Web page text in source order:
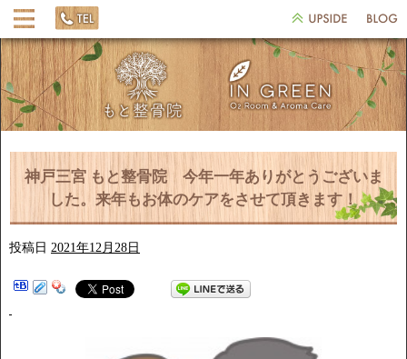
神戸三宮 もと整骨院 今年一年ありがとうございま
した。来年もお体のケアをさせて頂きます！
投稿日 2021年12月28日